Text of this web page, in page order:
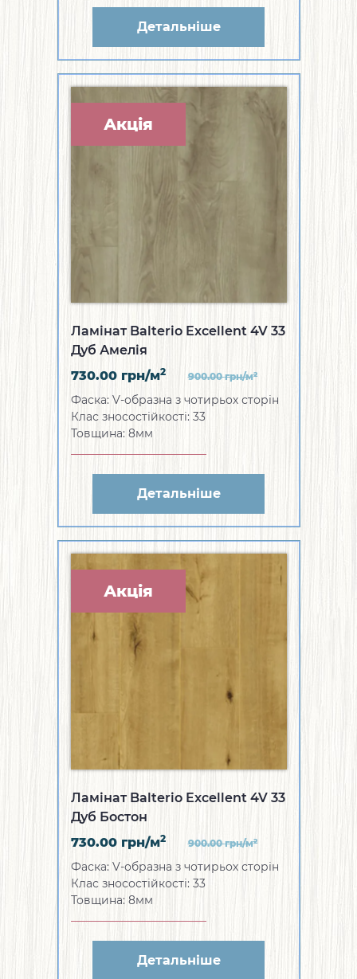
Детальніше
Акція
Ламінат Balterio Excellent 4V 33
Дуб Амелія
730.00 грн/м2 900.00грн/м2
Фаска: V-образна з чотирьох сторін
Клас зносостійкості: 33
Товщина: 8мм
Детальніше
Акція
Ламінат Balterio Excellent 4V 33
Дуб Бостон
730.00 грн/м2 900.00грн/м2
Фаска: V-образна з чотирьох сторін
Клас зносостійкості: 33
Товщина: 8мм
Детальніше